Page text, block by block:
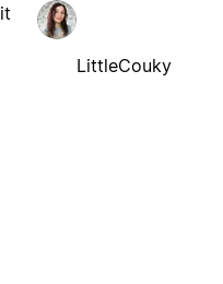
LittleCouky